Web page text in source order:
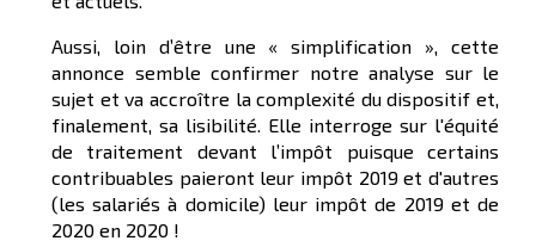
Aussi, loin d’être une « simplification », cette
annonce semble confirmer notre analyse sur le
sujet et va accroître la complexité du dispositif et,
finalement, sa lisibilité. Elle interroge sur l'équité
de traitement devant l’impôt puisque certains
contribuables paieront leur impôt 2019 et d'autres
(les salariés à domicile) leur impôt de 2019 et de
2020 en 2020 !